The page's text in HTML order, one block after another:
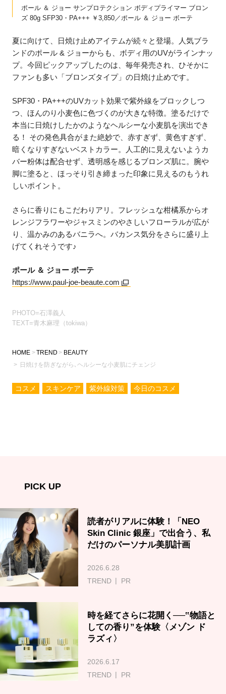
ポール ＆ ジョー サンプロテクション ボディプライマー ブロン
ズ 80g SFP30・PA+++ ￥3,850／ポール ＆ ジョー ボーテ
夏に向けて、日焼け止めアイテムが続々と登場。人気ブラ
ンドのポール & ジョーからも、ボディ用のUVがラインナッ
プ。今回ピックアップしたのは、毎年発売され、ひそかに
ファンも多い「ブロンズタイプ」の日焼け止めです。
SPF30・PA+++のUVカット効果で紫外線をブロックしつ
つ、ほんのり小麦色に色づくのが大きな特徴。塗るだけで
本当に日焼けしたかのようなヘルシーな小麦肌を演出でき
る！ その発色具合がまた絶妙で、赤すぎず、黄色すぎず、
暗くなりすぎないベストカラー。人工的に見えないようカ
バー粉体は配合せず、透明感を感じるブロンズ肌に。腕や
脚に塗ると、ほっそり引き締まった印象に見えるのもうれ
しいポイント。
さらに香りにもこだわりアリ。フレッシュな柑橘系からオ
レンジフラワーやジャスミンのやさしいフローラルが広が
り、温かみのあるバニラへ。バカンス気分をさらに盛り上
げてくれそうです♪
ポール ＆ ジョー ボーテ
https://www.paul-joe-beaute.com
PHOTO=石澤義人
TEXT=青木麻理（tokiwa）
HOME TREND
BEAUTY
日焼けを防ぎながら､ヘルシーな小麦肌にチェンジ
コスメ スキンケア 紫外線対策 今日のコスメ
PICK UP
読者がリアルに体験！「NEO
Skin Clinic 銀座」で出合う、私
だけのパーソナル美肌計画
2026.6.28
TREND
PR
時を経てさらに花開く──‟物語と
しての香り”を体験〈メゾン ド
ラズィ〉
2026.6.17
TREND
PR